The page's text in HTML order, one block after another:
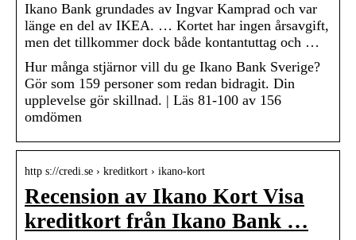
Ikano Bank grundades av Ingvar Kamprad och var
länge en del av IKEA. … Kortet har ingen årsavgift,
men det tillkommer dock både kontantuttag och …
Hur många stjärnor vill du ge Ikano Bank Sverige?
Gör som 159 personer som redan bidragit. Din
upplevelse gör skillnad. | Läs 81-100 av 156
omdömen
http s://credi.se › kreditkort › ikano-kort
Recension av Ikano Kort Visa
kreditkort från Ikano Bank …